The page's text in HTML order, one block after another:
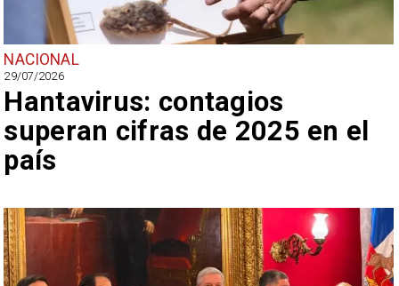
NACIONAL
29/07/2026
Hantavirus: contagios
superan cifras de 2025 en el
país